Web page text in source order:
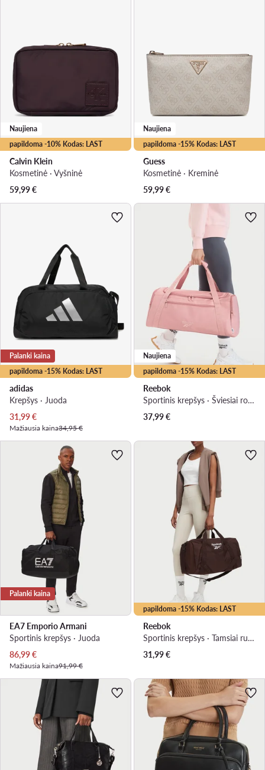
papildoma -10% Kodas: LAST
Naujiena
Calvin Klein
Kosmetinė · Vyšninė
59,99€
papildoma -15% Kodas: LAST
Naujiena
Guess
Kosmetinė · Kreminė
59,99€
papildoma -15% Kodas: LAST
Palanki kaina
adidas
Krepšys · Juoda
Dabartinė kaina
31,99€
Mažiausia kaina34,95 €
papildoma -15% Kodas: LAST
Naujiena
Reebok
Sportinis krepšys · Šviesiai rožinė
37,99€
Palanki kaina
EA7 Emporio Armani
Sportinis krepšys · Juoda
Dabartinė kaina
86,99€
Mažiausia kaina91,99 €
papildoma -15% Kodas: LAST
Reebok
Sportinis krepšys · Tamsiai ruda
31,99€